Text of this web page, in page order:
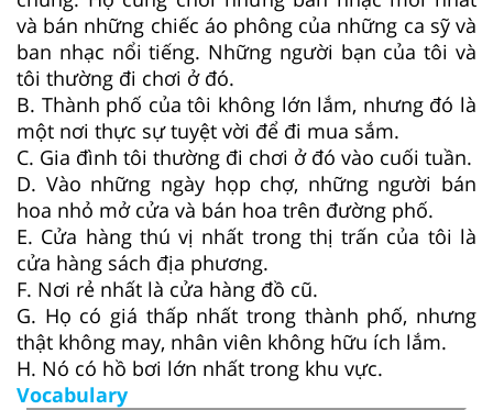
và bán những chiếc áo phông của những ca sỹ và
ban nhạc nổi tiếng. Những người bạn của tôi và
tôi thường đi chơi ở đó.
B. Thành phố của tôi không lớn lắm, nhưng đó là
một nơi thực sự tuyệt vời để đi mua sắm.
C. Gia đình tôi thường đi chơi ở đó vào cuối tuần.
D. Vào những ngày họp chợ, những người bán
hoa nhỏ mở cửa và bán hoa trên đường phố.
E. Cửa hàng thú vị nhất trong thị trấn của tôi là
cửa hàng sách địa phương.
F. Nơi rẻ nhất là cửa hàng đồ cũ.
G. Họ có giá thấp nhất trong thành phố, nhưng
thật không may, nhân viên không hữu ích lắm.
H. Nó có hồ bơi lớn nhất trong khu vực.
Vocabulary